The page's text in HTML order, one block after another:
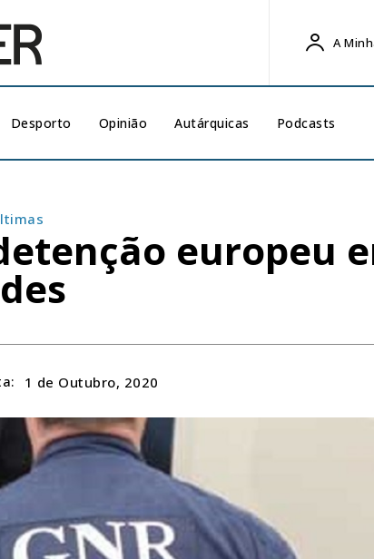
A
Desporto Opinião Autárquicas Podcasts
europeu
1 de Outubro, 2020